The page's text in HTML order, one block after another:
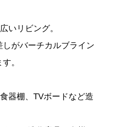
いリビング。
がバーチカルブライン
。
器棚、TVボードなど造